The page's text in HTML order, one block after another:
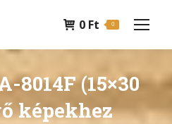
0 Ft 0
8014F (15×30
képekhez